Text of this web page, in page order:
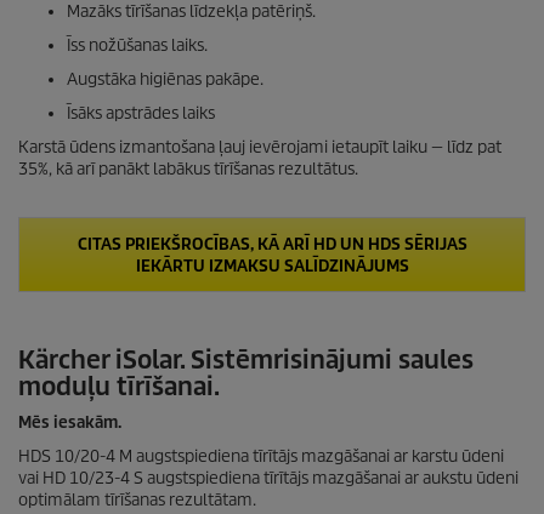
Mazāks tīrīšanas līdzekļa patēriņš.
Īss nožūšanas laiks.
Augstāka higiēnas pakāpe.
Īsāks apstrādes laiks
Karstā ūdens izmantošana ļauj ievērojami ietaupīt laiku — līdz pat
35%, kā arī panākt labākus tīrīšanas rezultātus.
CITAS PRIEKŠROCĪBAS, KĀ ARĪ HD UN HDS SĒRIJAS
IEKĀRTU IZMAKSU SALĪDZINĀJUMS
KärcheriSolar. Sistēmrisinājumi saules
moduļu tīrīšanai.
Mēs iesakām.
HDS 10/20-4 M augstspiediena tīrītājs mazgāšanai ar karstu ūdeni
vai HD 10/23-4 S augstspiediena tīrītājs mazgāšanai ar aukstu ūdeni
optimālam tīrīšanas rezultātam.